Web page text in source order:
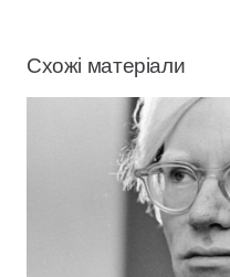
Схожі матеріали